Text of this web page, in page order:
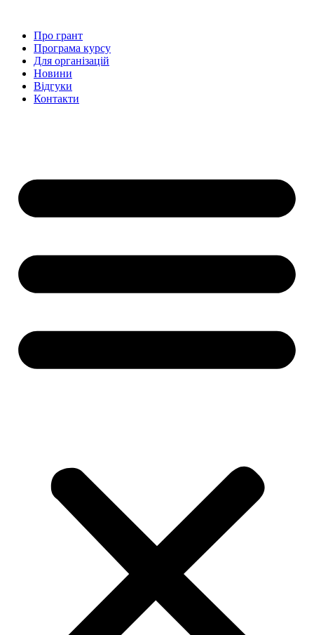
вмістуПро грант
Програма курсу
Для організацій
Новини
Відгуки
Контакти